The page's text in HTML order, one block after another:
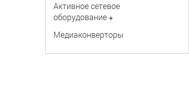
Активное сетевое
оборудование +
Медиаконверторы